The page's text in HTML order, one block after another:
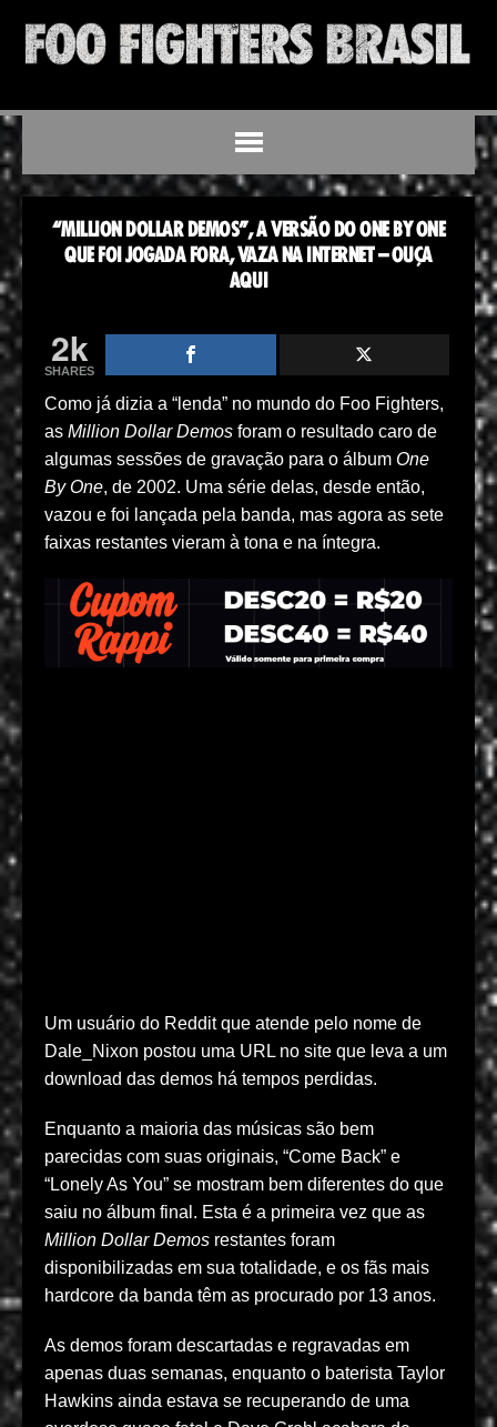
“MILLION DOLLAR DEMOS”, A VERSÃO DO ONE BY ONE
QUE FOI JOGADA FORA, VAZA NA INTERNET – OUÇA
AQUI
2k
SHARES
Como já dizia a “lenda” no mundo do Foo Fighters,
as Million Dollar Demos foram o resultado caro de
algumas sessões de gravação para o álbum One
By One, de 2002. Uma série delas, desde então,
vazou e foi lançada pela banda, mas agora as sete
faixas restantes vieram à tona e na íntegra.
Um usuário do Reddit que atende pelo nome de
Dale_Nixon postou uma URL no site que leva a um
download das demos há tempos perdidas.
Enquanto a maioria das músicas são bem
parecidas com suas originais, “Come Back” e
“Lonely As You” se mostram bem diferentes do que
saiu no álbum final. Esta é a primeira vez que as
Million Dollar Demos restantes foram
disponibilizadas em sua totalidade, e os fãs mais
hardcore da banda têm as procurado por 13 anos.
As demos foram descartadas e regravadas em
apenas duas semanas, enquanto o baterista Taylor
Hawkins ainda estava se recuperando de uma